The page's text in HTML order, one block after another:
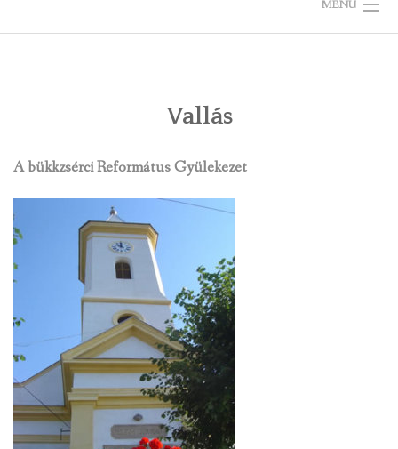
MENU
BÜKKZSÉRCRŐL
KÉPGALÉRIÁK
RENDEZVÉNYEK, ÜNNEPEK
LÁTNIVALÓK
VENDÉGLÁTÓ EGYSÉGEK, SZÁLLÁSHELYEK
INTÉZMÉNYEK, HASZNOS INFORMÁCIÓK
Vallás
A bükkzsérci Református Gyülekezet